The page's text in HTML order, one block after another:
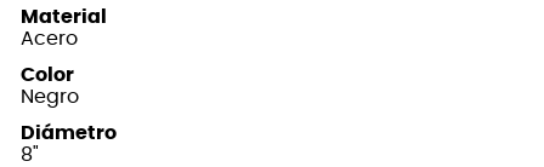
Material
Acero
Color
Negro
Diámetro
8"